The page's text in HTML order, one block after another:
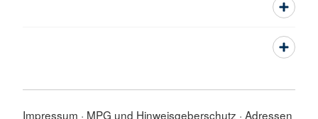
Impressum MPG und Hinweisgeberschutz Adressen